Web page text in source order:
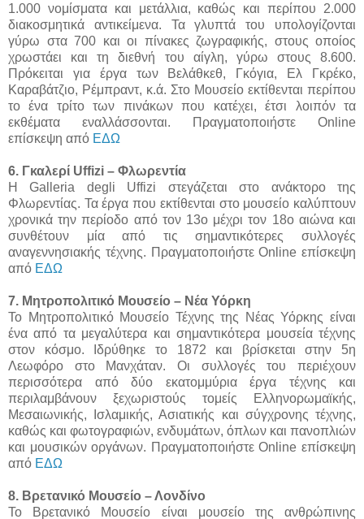
1.000 νομίσματα και μετάλλια, καθώς και περίπου 2.000
διακοσμητικά αντικείμενα. Τα γλυπτά του υπολογίζονται
γύρω στα 700 και οι πίνακες ζωγραφικής, στους οποίος
χρωστάει και τη διεθνή του αίγλη, γύρω στους 8.600.
Πρόκειται για έργα των Βελάθκεθ, Γκόγια, Ελ Γκρέκο,
Καραβάτζιο, Ρέμπραντ, κ.ά. Στο Μουσείο εκτίθενται περίπου
το ένα τρίτο των πινάκων που κατέχει, έτσι λοιπόν τα
εκθέματα εναλλάσσονται. Πραγματοποιήστε Online
επίσκεψη από ΕΔΩ
6. Γκαλερί Uffizi – Φλωρεντία
Η Galleria degli Uffizi στεγάζεται στο ανάκτορο της
Φλωρεντίας. Τα έργα που εκτίθενται στο μουσείο καλύπτουν
χρονικά την περίοδο από τον 13ο μέχρι τον 18ο αιώνα και
συνθέτουν μία από τις σημαντικότερες συλλογές
αναγεννησιακής τέχνης. Πραγματοποιήστε Online επίσκεψη
από ΕΔΩ
7. Μητροπολιτικό Μουσείο – Νέα Υόρκη
Το Μητροπολιτικό Μουσείο Τέχνης της Νέας Υόρκης είναι
ένα από τα μεγαλύτερα και σημαντικότερα μουσεία τέχνης
στον κόσμο. Ιδρύθηκε το 1872 και βρίσκεται στην 5η
Λεωφόρο στο Μανχάταν. Οι συλλογές του περιέχουν
περισσότερα από δύο εκατομμύρια έργα τέχνης και
περιλαμβάνουν ξεχωριστούς τομείς Ελληνορωμαϊκής,
Μεσαιωνικής, Ισλαμικής, Ασιατικής και σύγχρονης τέχνης,
καθώς και φωτογραφιών, ενδυμάτων, όπλων και πανοπλιών
και μουσικών οργάνων. Πραγματοποιήστε Online επίσκεψη
από ΕΔΩ
8. Βρετανικό Μουσείο – Λονδίνο
Το Βρετανικό Μουσείο είναι μουσείο της ανθρώπινης